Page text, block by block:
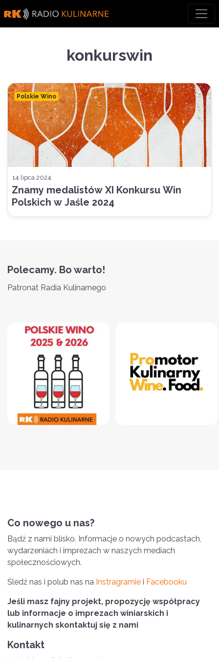
to
content
konkurswin
Polskie Wino
14 lipca 2024
Znamy medalistów XI Konkursu Win
Polskich w Jaśle 2024
Polecamy. Bo warto!
Patronat Radia Kulinarnego
Co nowego u nas?
Bądź z nami blisko. Informacje o nowych podcastach,
wydarzeniach i imprezach w naszych mediach
społecznościowych.
Śledź nas i polub nas na Instragramie i Facebooku
Jeśli masz fajny projekt, propozycję współpracy
lub informacje o imprezach winiarskich i
kulinarnych skontaktuj się z nami
Kontakt